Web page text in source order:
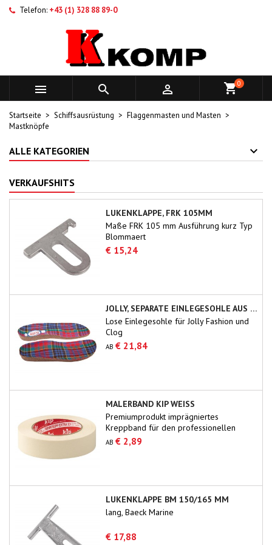
Telefon: +43 (1) 328 88 89-0
   0
Startseite Schiffsausrüstung
Flaggenmasten und Masten
Mastknöpfe
ALLE KATEGORIEN
VERKAUFSHITS
LUKENKLAPPE, FRK 105MM
Maße FRK 105 mm Ausführung kurz Typ
Blommaert
€ 15,24
JOLLY, SEPARATE EINLEGESOHLE AUS KORK
Lose Einlegesohle für Jolly Fashion und
Clog
AB € 21,84
MALERBAND KIP WEISS
Premiumprodukt imprägniertes
Kreppband für den professionellen
Gebrauch.
AB € 2,89
LUKENKLAPPE BM 150/165 MM
lang, Baeck Marine
€ 17,88